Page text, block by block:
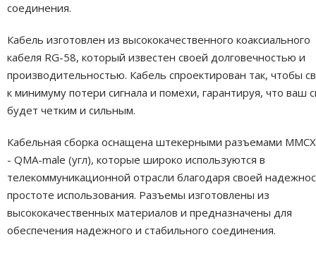
соединения.
Кабель изготовлен из высококачественного коаксиального
кабеля RG-58, который известен своей долговечностью и
производительностью. Кабель спроектирован так, чтобы
к минимуму потери сигнала и помехи, гарантируя, что ваш
будет четким и сильным.
Кабельная сборка оснащена штекерными разъемами
- QMA-male (угл), которые широко используются в
телекоммуникационной отрасли благодаря своей
простоте использования. Разъемы изготовлены из
высококачественных материалов и предназначены для
обеспечения надежного и стабильного соединения.